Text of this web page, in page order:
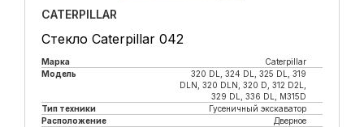
CATERPILLAR
Стекло Caterpillar 042
Марка
Caterpillar
Модель
320 DL, 324 DL, 325 DL, 319
DLN, 320 DLN, 320 D, 312 D2L,
329 DL, 336 DL, M315D
Тип техники
Гусеничный экскаватор
Расположение
Дверное